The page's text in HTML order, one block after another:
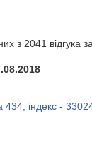
з 2041 відгука
індекс -